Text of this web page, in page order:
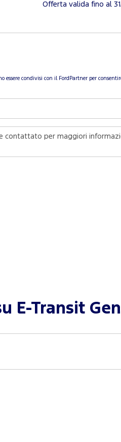
Offerta valida fino al
condivisi con il FordPartner per
E-Transit